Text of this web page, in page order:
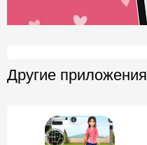
Другие приложения